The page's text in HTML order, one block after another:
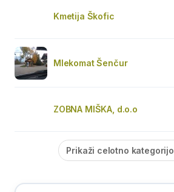
Kmetija Škofic
Mlekomat Šenčur
ZOBNA MIŠKA, d.o.o
Prikaži celotno kategorijo